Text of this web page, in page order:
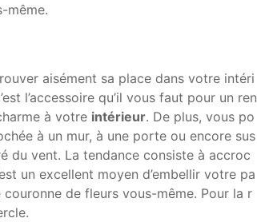
même.
aisément sa place dans votre intéri
l’accessoire qu’il vous faut pour un ren
à votre intérieur. De plus, vous po
à un mur, à une porte ou encore sus
du vent. La tendance consiste à accroc
un excellent moyen d’embellir votre pa
de fleurs vous-même. Pour la r